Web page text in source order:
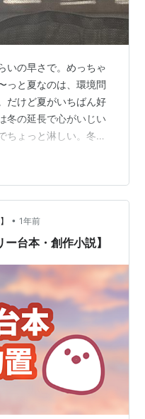
いの早さで。めっちゃ
っと夏なのは、環境問
だけど夏がいちばん好
冬の延長で心がいじい
ちょっと淋しい。冬は
覚があるから。ある
やっと梅雨が明けたな
。「もう梅雨が明けた
き、見あげた空はす
カラッとさわやかだっ
• 1年前
台本・創作小説】